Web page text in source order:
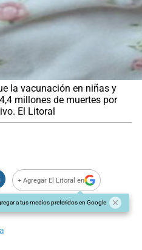
la vacunación en niñas y
millones de muertes por
El Litoral
+ Agregar El Litoral en
a tus medios preferidos en Google